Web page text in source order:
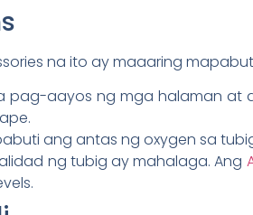
na ito ay maaaring
pag-aayos ng mga halaman at
ang antas ng oxygen sa
ng tubig ay mahalaga. Ang